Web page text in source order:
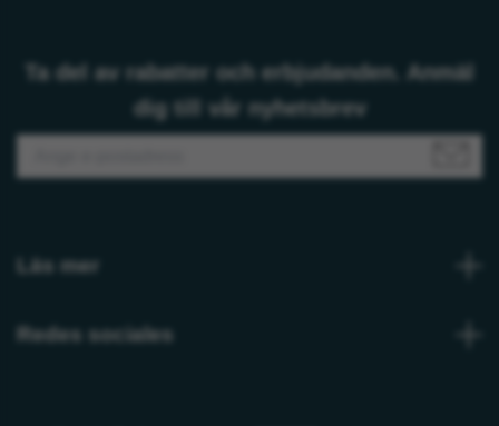
Ta del av rabatter och erbjudanden. Anmäl
dig till vår nyhetsbrev
Läs mer
Redes sociales